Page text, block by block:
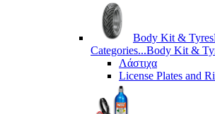
Body Kit & Tyres
Categories...Body Kit &
Λάστιχα
License Plates and